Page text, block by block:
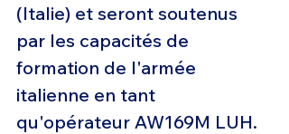
(Italie) et seront soutenus
par les capacités de
formation de l'armée
italienne en tant
qu'opérateur AW169M LUH.